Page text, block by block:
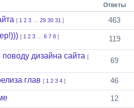
Ответы
[ 1 2 3 29 30 31 ] 463
[ 1 2 3 6 7 8 ]
119
дизайна сайта [
69
глав [ 1 2 3 4 ] 46
12